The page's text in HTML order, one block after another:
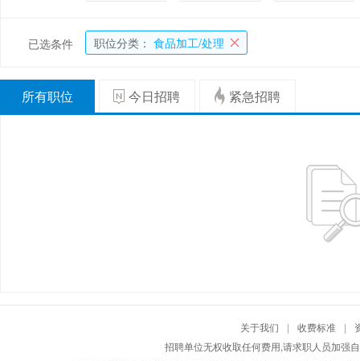
已选条件 职位分类： 食品加工/处理
所有职位 今日招聘 紧急招聘
关于我们 | 收费标准 |
招聘单位无权收取任何费用,请求职人员加强